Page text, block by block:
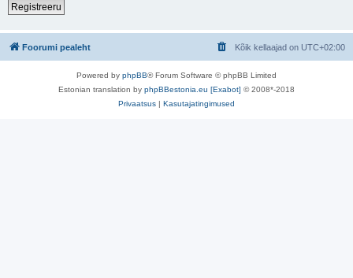
Registreeru
Foorumi pealeht Kõik kellaajad on UTC+02:00
Powered by phpBB® Forum Software © phpBB Limited
Estonian translation by phpBBestonia.eu [Exabot] © 2008*-2018
Privaatsus | Kasutajatingimused